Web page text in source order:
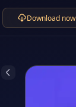
Download now